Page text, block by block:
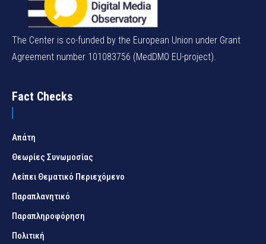
The Center is co-funded by the European Union under Grant
Agreement number 101083756 (MedDMO EU-project).
Fact Checks
Απάτη
Θεωρίες Συνωμοσίας
Λείπει Θεματικό Περιεχόμενο
Παραπλανητικό
Παραπληροφόρηση
Πολιτική